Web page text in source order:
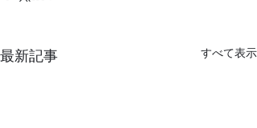
最新記事 すべて表示